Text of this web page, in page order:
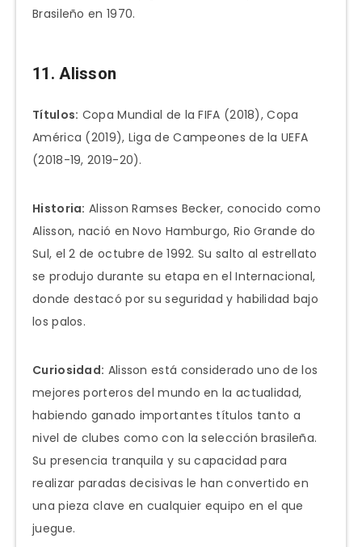
Brasileño en 1970.
11. Alisson
Títulos: Copa Mundial de la FIFA (2018), Copa
América (2019), Liga de Campeones de la UEFA
(2018-19, 2019-20).
Historia: Alisson Ramses Becker, conocido como
Alisson, nació en Novo Hamburgo, Rio Grande do
Sul, el 2 de octubre de 1992. Su salto al estrellato
se produjo durante su etapa en el Internacional,
donde destacó por su seguridad y habilidad bajo
los palos.
Curiosidad: Alisson está considerado uno de los
mejores porteros del mundo en la actualidad,
habiendo ganado importantes títulos tanto a
nivel de clubes como con la selección brasileña.
Su presencia tranquila y su capacidad para
realizar paradas decisivas le han convertido en
una pieza clave en cualquier equipo en el que
juegue.